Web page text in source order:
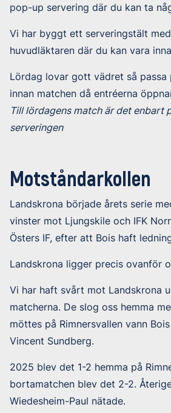
pop-up servering där du kan ta
Vi har byggt ett serveringstält
huvudläktaren där du kan vara
Lördag lovar gott vädret så
innan matchen då entréerna
Till lördagens match är det enbart
serveringen
Motståndarkollen
Landskrona började årets serie
vinster mot Ljungskile och IFK
Östers IF, efter att Bois haft
Landskrona ligger precis ovanför
Vi har haft svårt mot Landskrona
matcherna. De slog oss hemma
möttes på Rimnersvallen vann
Vincent Sundberg.
2025 blev det 1-2 hemma på
bortamatchen blev det 2-2.
Wiedesheim-Paul nätade.